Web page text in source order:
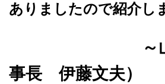
ありましたので紹介し
～山本征
事長 伊藤文夫）